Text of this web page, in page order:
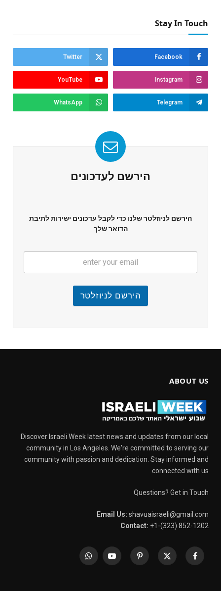
Stay In Touch
Facebook
Twitter
Instagram
YouTube
Telegram
WhatsApp
הירשם לעדכונים
הירשם לניוזלטר שלנו כדי לקבל עדכונים ישירות לתיבת
הדואר שלך
הירשם לניוזלטר
ABOUT US
Discover Israeli Week latest news and updates from our local
community in Los Angeles. We're committed to serving our
community with passion and dedication. Stay informed and
connected with us
Questions? Get in Touch
Email Us: shavuaisraeli@gmail.com
Contact: +1-(323) 852-1202
Facebook
X
Pinterest
YouTube
WhatsApp